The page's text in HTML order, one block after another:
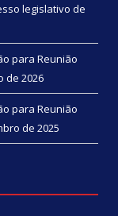
legislativo de
para Reunião
de 2026
para Reunião
de 2025